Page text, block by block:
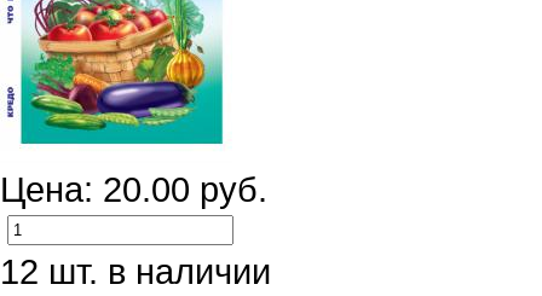
Цена: 20.00 руб.
12 шт. в наличии